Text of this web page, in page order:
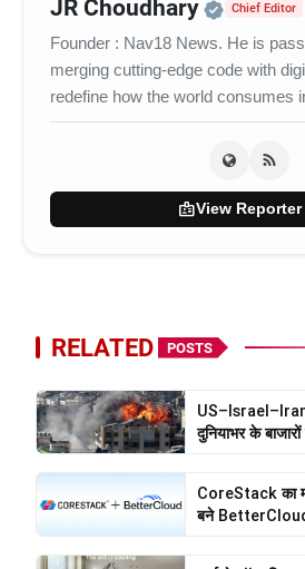
JR Choudhary Chief Editor
Founder : Nav18 News. He is
merging cutting-edge code with
redefine how the world consumes
badgeView Reporter
RELATED POSTS
दुनियाभर के
CoreStack का
बने